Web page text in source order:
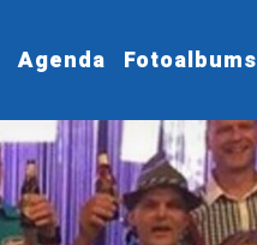
Agenda Fotoalbums